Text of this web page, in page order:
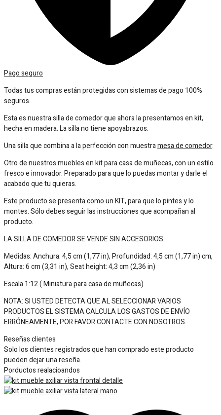
Pago seguro
Todas tus compras están protegidas con sistemas de pago 100%
seguros.
Esta es nuestra silla de comedor que ahora la presentamos en kit,
hecha en madera. La silla no tiene apoyabrazos.
Una silla que combina a la perfección con muestramesa de comedor.
Otro de nuestros muebles en kit para casa de muñecas, con un estilo
fresco e innovador. Preparado para que lo puedas montar y darle el
acabado que tu quieras.
Este producto se presenta como un KIT, para que lo pintes y lo
montes. Sólo debes seguir las instrucciones que acompañan al
producto.
LA SILLA DE COMEDOR SE VENDE SIN ACCESORIOS.
Medidas: Anchura: 4,5 cm (1,77 in), Profundidad: 4,5 cm (1,77 in) cm,
Altura: 6 cm (3,31 in), Seat height: 4,3 cm (2,36 in)
Escala 1:12 ( Miniatura para casa de muñecas)
NOTA: SI USTED DETECTA QUE AL SELECCIONAR VARIOS
PRODUCTOS EL SISTEMA CALCULA LOS GASTOS DE ENVÍO
ERRÓNEAMENTE, POR FAVOR CONTACTE CON NOSOTROS.
Reseñas clientes
Solo los clientes registrados que han comprado este producto
pueden dejar una reseña.
Porductos realacioandos